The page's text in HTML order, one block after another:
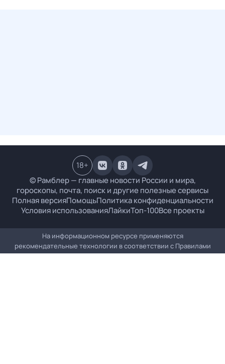
© Рамблер — главные новости России и мира,
гороскопы, почта, поиск и другие полезные сервисы
Полная версияПомощьПолитика конфиденциальности
Условия использованияЛайкиТоп-100Все проекты
18+
На информационном ресурсе применяются
рекомендательные технологии в соответствии с Правилами